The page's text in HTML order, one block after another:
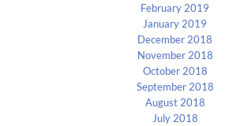
February 2019
January 2019
December 2018
November 2018
October 2018
September 2018
August 2018
July 2018